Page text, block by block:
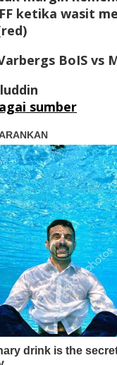
ketika wasit
BoIS vs
sumber